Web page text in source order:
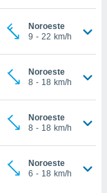
Noroeste
9 - 22 km/h
Noroeste
8 - 18 km/h
Noroeste
8 - 18 km/h
Noroeste
6 - 18 km/h